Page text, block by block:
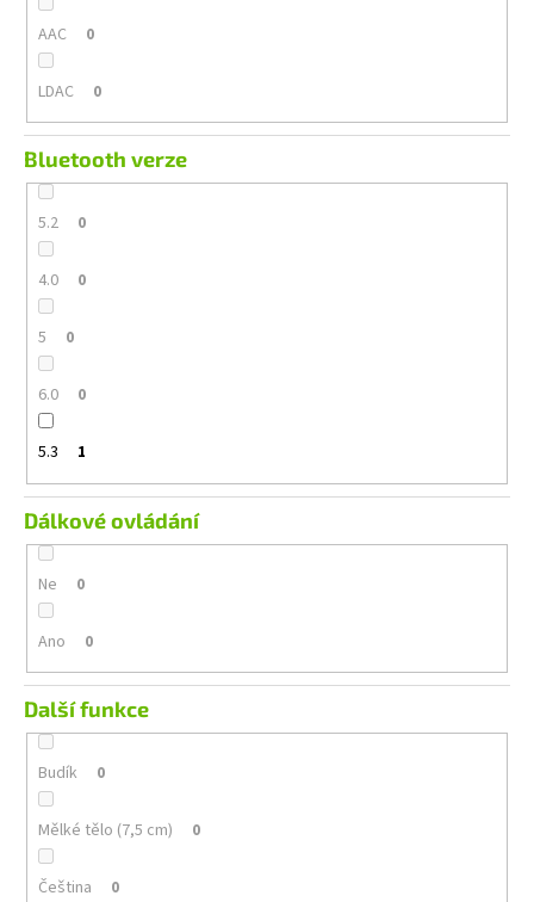
AAC 0
LDAC 0
Bluetooth verze
5.2 0
4.0 0
5 0
6.0 0
5.3 1
Dálkové ovládání
Ne 0
Ano 0
Další funkce
Budík 0
Mělké tělo (7,5 cm) 0
Čeština 0